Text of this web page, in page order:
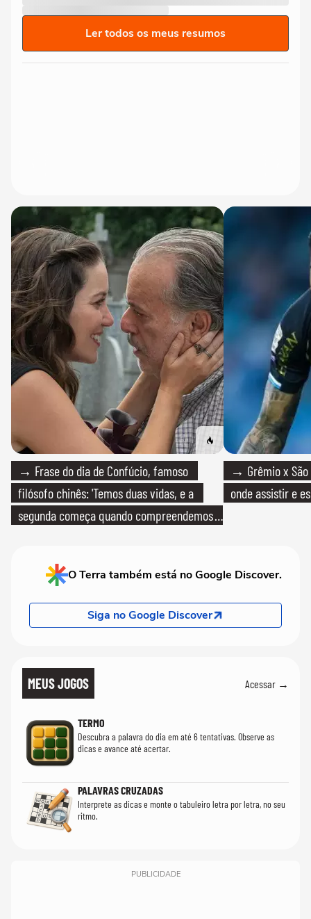
Ler todos os meus resumos
→ Frase do dia de Confúcio, famoso
filósofo chinês: 'Temos duas vidas, e a
segunda começa quando compreendemos
→ Grêmio x São
onde assistir e
O Terra também está no Google Discover.
Siga no Google Discover
MEUS JOGOS Acessar →
TERMO
Descubra a palavra do dia em até 6 tentativas. Observe as
dicas e avance até acertar.
PALAVRAS CRUZADAS
Interprete as dicas e monte o tabuleiro letra por letra, no seu
ritmo.
PUBLICIDADE